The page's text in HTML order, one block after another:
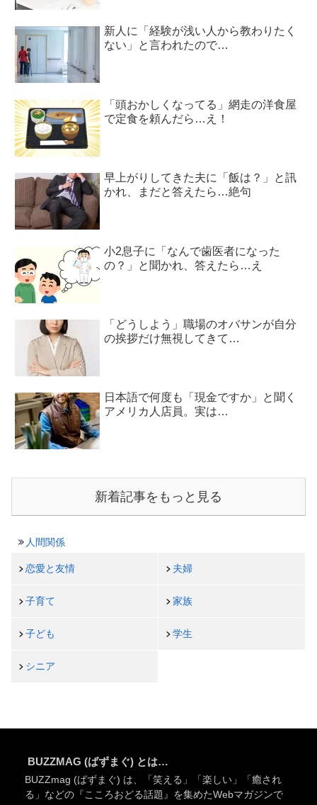
新人に「経験が浅い人から教わりたく
ない」と言われたので…
「頭おかしくなってる」網走の洋食屋
で定食を頼んだら…え！
早上がりしてきた夫に「飯は？」と訊
かれ、まだと答えたら…絶句
小2息子に「なんで歯医者になった
の？」と聞かれ、答えたら…え
「どうしよう」職場のオバサンが自分
の挨拶だけ無視してきて…
日本語で何度も「現金ですか」と聞く
アメリカ人店員。実は…
新着記事をもっと見る
人間関係
恋愛と友情 夫婦
子育て 家族
子ども 学生
シニア
BUZZMAG (ばずまぐ) とは…
BUZZmag (ばずまぐ) は、「笑える」「楽しい」「癒され
る」などの『こころおどる話題』を集めたWebマガジンで